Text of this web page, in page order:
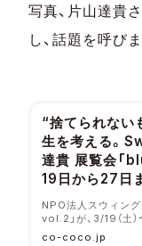
写真、片山達貴
し、話題を呼びま
“捨てられない
生を考える。
達貴 展覧会「
19日から27日
NPO法人スウィン
vol.2」が、3/19（土
KYOTOにて開催さ
co-coco.jp